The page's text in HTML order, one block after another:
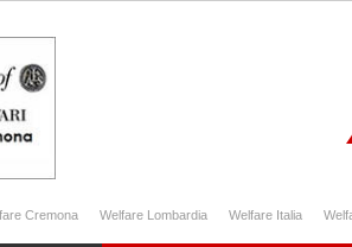
Cremona Welfare Lombardia Welfare Italia